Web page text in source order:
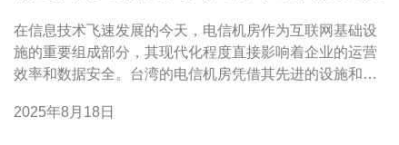
在信息技术飞速发展的今天，电信机房作为互联网基础设
施的重要组成部分，其现代化程度直接影响着企业的运营
效率和数据安全。台湾的电信机房凭借其先进的设施和高
的台湾电信机房图片，探索这些现代化设施的背后，了解
2025年8月18日